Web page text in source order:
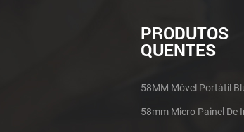
PRODUTOS
QUENTES